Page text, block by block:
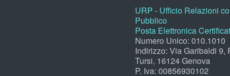
URP - Ufficio Relazioni
Pubblico
Posta Elettronica
Numero Unico: 010.1010
Indirizzo: Via Garibaldi 9,
Tursi, 16124 Genova
P. Iva: 00856930102